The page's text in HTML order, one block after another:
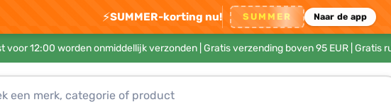
⚡SUMMER-korting nu! SUMMER Naar de app
voor 12:00 worden onmiddellijk verzonden | Gratis verzending boven 95 EUR| Gratis